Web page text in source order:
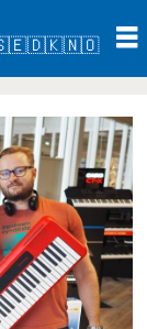
🇩🇰🇳🇴